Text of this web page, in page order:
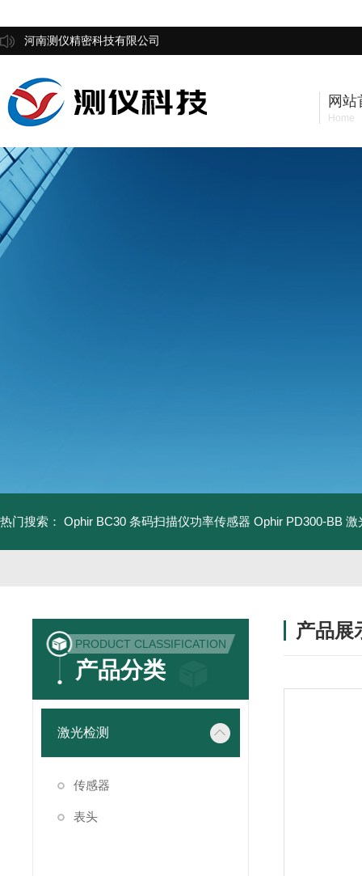
河南测仪精密科技有限公司
网站
Home
热门搜索： Ophir BC30 条码扫描仪功率传感器 Ophir PD300-BB
PRODUCT CLASSIFICATION
产品分类
激光检测
传感器
表头
产品展